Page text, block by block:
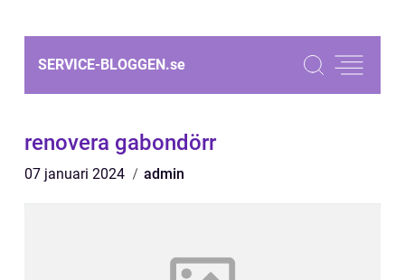
SERVICE-BLOGGEN.se
renovera gabondörr
07 januari 2024 admin